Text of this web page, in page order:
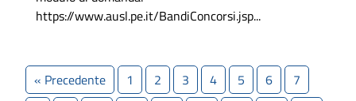
https://www.ausl.pe.it/BandiConcorsi.jsp...
« Precedente 1 2 3 4 5 6
7